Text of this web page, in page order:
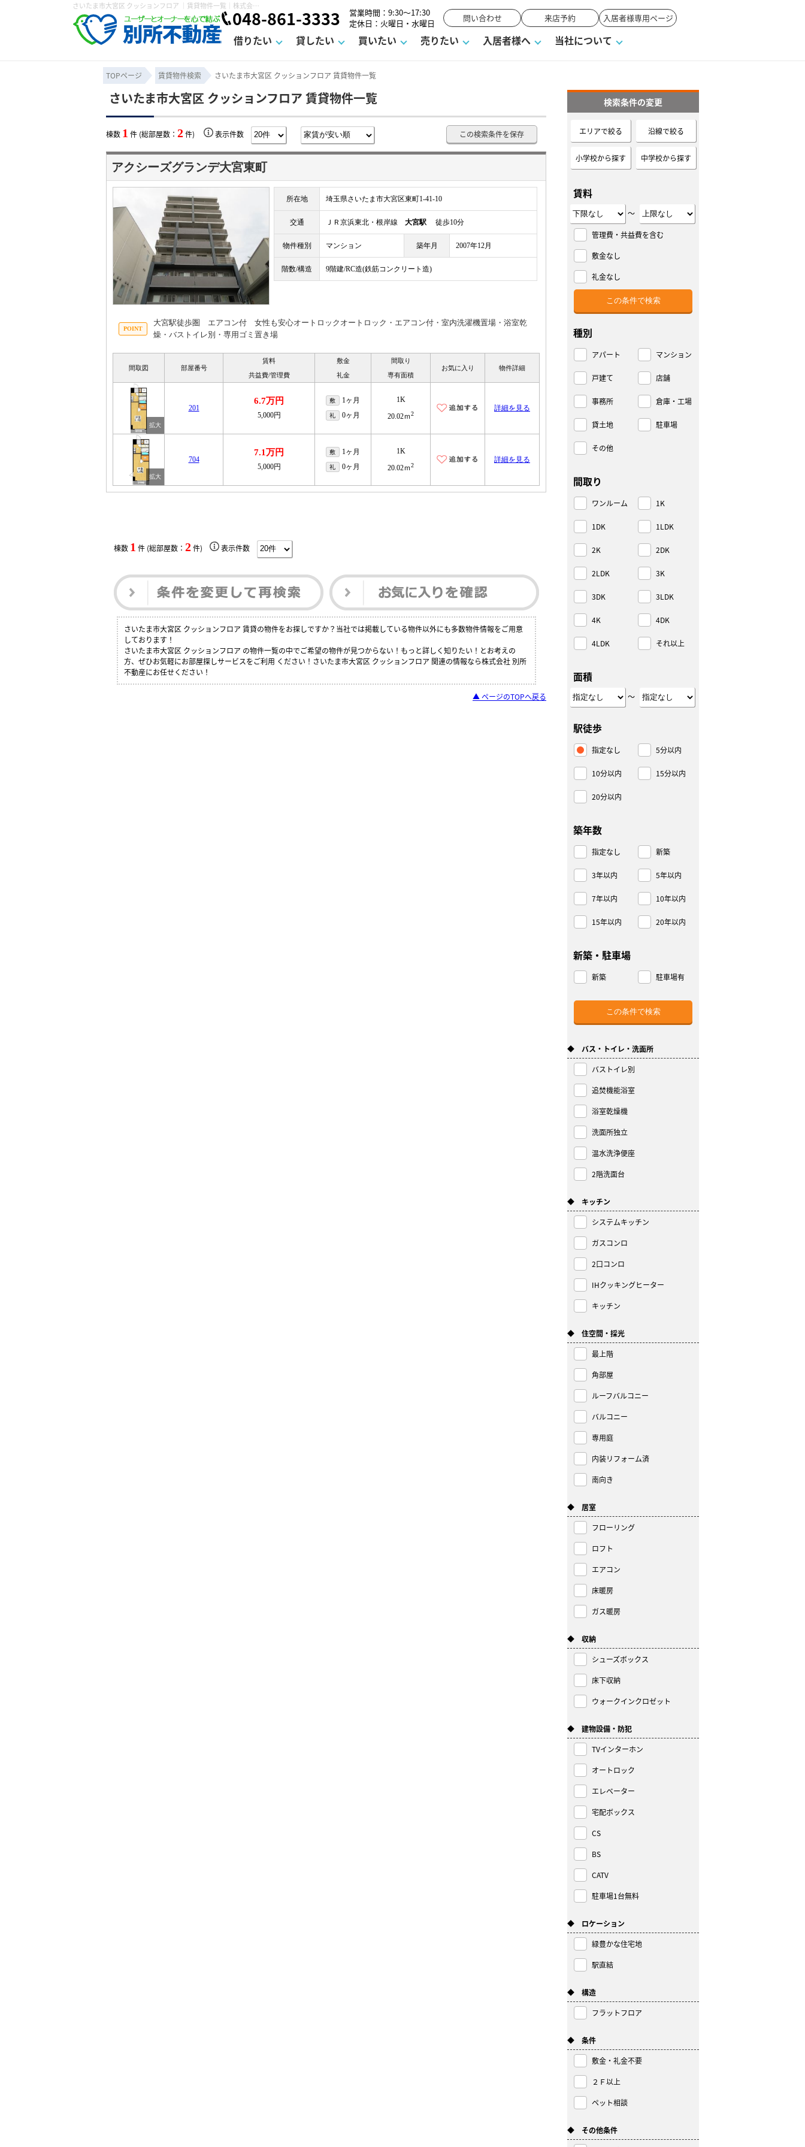
さいたま市大宮区 クッションフロア ｜賃貸物件一覧｜株式会社 別所不動産
048-861-3333
営業時間：9:30～17:30
定休日：火曜日・水曜日
問い合わせ 来店予約 入居者様専用ページ
借りたい
条件から探す 学区から探す 町名から探す 駐車場を探す お気に入り一覧 物件閲覧履歴
保存した検索条件 賃貸契約までの流れ よくある質問 不動産用語・賃貸用語集
貸したい
賃貸管理について 賃貸経営塾 賃貸Q&A 空室対策 業界ニュース
オーナー座談会 賃貸法律相談室
買いたい
売買物件一覧 購入時の諸費用 購入までの流れ よくある質問 マンションVS戸建て 賃貸vs持ち家
売りたい
不動産売却について 住み替え 借地底地 相続 仲介手数料について
媒介契約の種類 諸費用 仲介と買取の違い 必要な書類 売却の流れ 高く売るポイント
よくある質問
入居者様へ
入居者様専用ページ 退去申請フォーム 駐車場解約フォーム
当社について
会社概要 スタッフ紹介 お知らせ お客様の声 街紹介 お問い合わせ 来店予約
個人情報の取り扱い カスタマーハラスメントに対する基本方針
TOPページ 賃貸物件検索 さいたま市大宮区 クッションフロア 賃貸物件一覧
さいたま市大宮区 クッションフロア 賃貸物件一覧
棟数 1 件 (総部屋数： 2件) 表示件数 この検索条件を保存
アクシーズグランデ大宮東町
所在地 埼玉県さいたま市大宮区東町1-41-10
交通 ＪＲ京浜東北・根岸線 大宮駅 徒歩10分
物件種別 マンション 築年月 2007年12月
階数/構造 9階建/RC造(鉄筋コンクリート造)
大宮駅徒歩圏 エアコン付 女性も安心オートロックオートロック・エアコン付・室内洗濯機置場・浴室乾
燥・バストイレ別・専用ゴミ置き場
間取図 部屋番号
賃料
共益費/管理費
敷金
礼金
間取り
専有面積
お気に入り 物件詳細
201
6.7万円
5,000円
敷 1ヶ月
礼 0ヶ月
1K
20.02ｍ2
詳細を見る
704
7.1万円
5,000円
敷 1ヶ月
礼 0ヶ月
1K
20.02ｍ2
詳細を見る
棟数 1 件 (総部屋数： 2件) 表示件数
さいたま市大宮区 クッションフロア 賃貸の物件をお探しですか？当社では掲載している物件以外にも多数物件情報をご用意
しております！
さいたま市大宮区 クッションフロア の物件一覧の中でご希望の物件が見つからない！もっと詳しく知りたい！とお考えの
方、ぜひお気軽にお部屋探しサービスをご利用 ください！さいたま市大宮区 クッションフロア 関連の情報なら株式会社 別所
不動産にお任せください！
▲ ページのTOPへ戻る
検索条件の変更
エリアで絞る 沿線で絞る
小学校から探す 中学校から探す
賃料
～
管理費・共益費を含む
敷金なし
礼金なし
種別
アパート マンション
戸建て 店舗
事務所 倉庫・工場
貸土地 駐車場
その他
間取り
ワンルーム 1K
1DK 1LDK
2K 2DK
2LDK 3K
3DK 3LDK
4K 4DK
4LDK それ以上
面積
～
駅徒歩
指定なし 5分以内
10分以内 15分以内
20分以内
築年数
指定なし 新築
3年以内 5年以内
7年以内 10年以内
15年以内 20年以内
新築・駐車場
新築 駐車場有
◆ バス・トイレ・洗面所
バストイレ別
追焚機能浴室
浴室乾燥機
洗面所独立
温水洗浄便座
2階洗面台
◆ キッチン
システムキッチン
ガスコンロ
2口コンロ
IHクッキングヒーター
キッチン
◆ 住空間・採光
最上階
角部屋
ルーフバルコニー
バルコニー
専用庭
内装リフォーム済
南向き
◆ 居室
フローリング
ロフト
エアコン
床暖房
ガス暖房
◆ 収納
シューズボックス
床下収納
ウォークインクロゼット
◆ 建物設備・防犯
TVインターホン
オートロック
エレベーター
宅配ボックス
CS
BS
CATV
駐車場1台無料
◆ ロケーション
緑豊かな住宅地
駅直結
◆ 構造
フラットフロア
◆ 条件
敷金・礼金不要
２Ｆ以上
ペット相談
◆ その他条件